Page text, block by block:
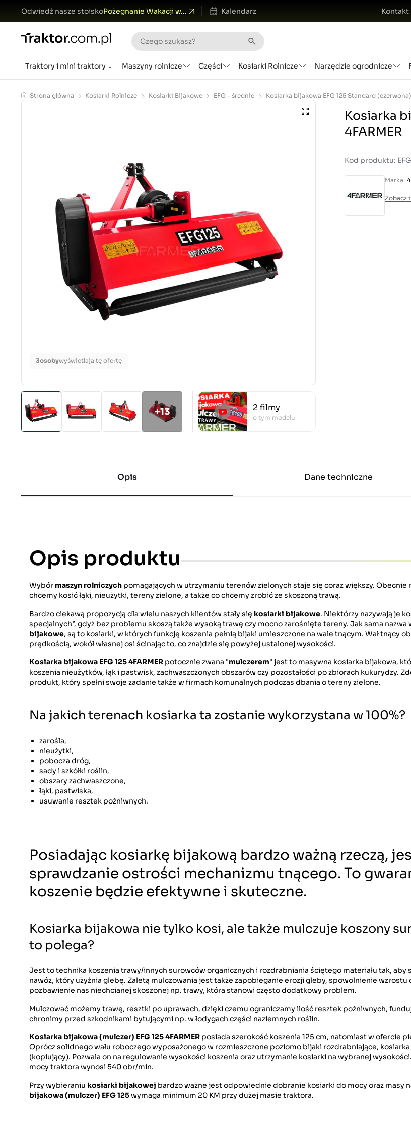
Odwiedź nasze stoiskoPożegnanie Wakacji w... Kalendarz Kontakt
Traktory i mini traktory Maszyny rolnicze Części Kosiarki Rolnicze Narzędzie ogrodnicze
Strona główna Kosiarki Rolnicze Kosiarki Bijakowe EFG - średnie Kosiarka bijakowa EFG 125 Standard (czerwona)
3osobywyświetlają tę ofertę
+13 2 filmy
o tym modelu
Kosiarka
4FARMER
Kod produktu:
Marka
Zobacz
Opis Dane techniczne
Opis produktu
Wybór maszyn rolniczych pomagających w utrzymaniu terenów zielonych staje się coraz większy. Obecnie
chcemy kosić łąki, nieużytki, tereny zielone, a także co chcemy zrobić ze skoszoną trawą.
Bardzo ciekawą propozycją dla wielu naszych klientów stały się kosiarki bijakowe. Niektórzy nazywają je
specjalnych”, gdyż bez problemu skoszą także wysoką trawę czy mocno zarośnięte tereny. Jak sama nazwa
bijakowe, są to kosiarki, w których funkcję koszenia pełnią bijaki umieszczone na wale tnącym. Wał tnący
prędkością, wokół własnej osi ścinając to, co znajdzie się powyżej ustalonej wysokości.
Kosiarka bijakowa EFG 125 4FARMER potocznie zwana "mulczerem" jest to masywna kosiarka bijakowa,
koszenia nieużytków, łąk i pastwisk, zachwaszczonych obszarów czy pozostałości po zbiorach kukurydzy.
produkt, który spełni swoje zadanie także w firmach komunalnych podczas dbania o tereny zielone.
Na jakich terenach kosiarka ta zostanie wykorzystana w 100%?
zarośla,
nieużytki,
pobocza dróg,
sady i szkółki roślin,
obszary zachwaszczone,
łąki, pastwiska,
usuwanie resztek pożniwnych.
Posiadając kosiarkę bijakową bardzo ważną rzeczą,
sprawdzanie ostrości mechanizmu tnącego. To
koszenie będzie efektywne i skuteczne.
Kosiarka bijakowa nie tylko kosi, ale także mulczuje koszony
to polega?
Jest to technika koszenia trawy/innych surowców organicznych i rozdrabniania ściętego materiału tak, aby
nawóz, który użyźnia glebę. Zaletą mulczowania jest także zapobieganie erozji gleby, spowolnienie wzrostu
pozbawienie nas niechcianej skoszonej np. trawy, która stanowi często dodatkowy problem.
Mulczować możemy trawę, resztki po uprawach, dzięki czemu ograniczamy ilość resztek pożniwnych,
chronimy przed szkodnikami bytującymi np. w łodygach części naziemnych roślin.
Kosiarka bijakowa (mulczer) EFG 125 4FARMER posiada szerokość koszenia 125 cm, natomiast w ofercie
Oprócz solidnego wału roboczego wyposażonego w rozmieszczone poziomo bijaki rozdrabniające, kosiarka
(kopiujący). Pozwala on na regulowanie wysokości koszenia oraz utrzymanie kosiarki na wybranej
mocy traktora wynosi 540 obr/min.
Przy wybieraniu kosiarki bijakowej bardzo ważne jest odpowiednie dobranie kosiarki do mocy oraz masy
bijakowa (mulczer) EFG 125wymaga minimum 20 KM przy dużej masie traktora.